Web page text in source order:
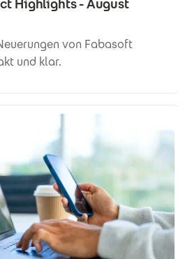
Highlights - August
von Fabasoft
und klar.